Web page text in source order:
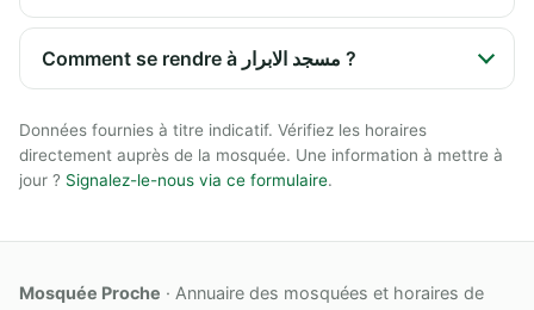
Comment se rendre à مسجد الابرار ?
Données fournies à titre indicatif. Vérifiez les horaires
directement auprès de la mosquée. Une information à mettre à
jour ? Signalez-le-nous via ce formulaire.
Mosquée Proche · Annuaire des mosquées et horaires de